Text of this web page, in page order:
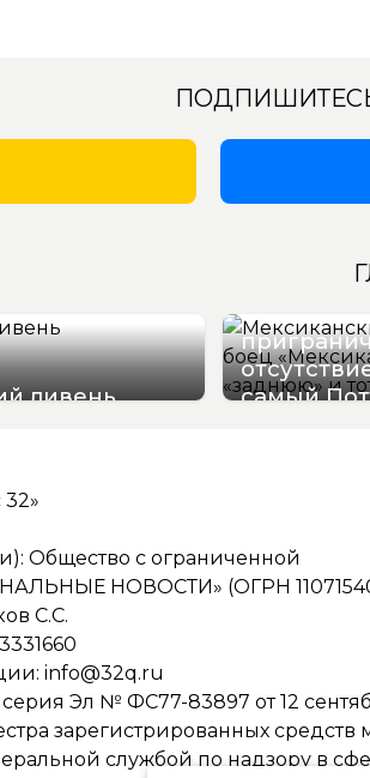
ливень
самый
Общество с ограниченной
НОВОСТИ» (ОГРН
С.С.
info@32q.ru
Эл № ФС77-83897 от 12
зарегистрированных средств
службой по надзору в